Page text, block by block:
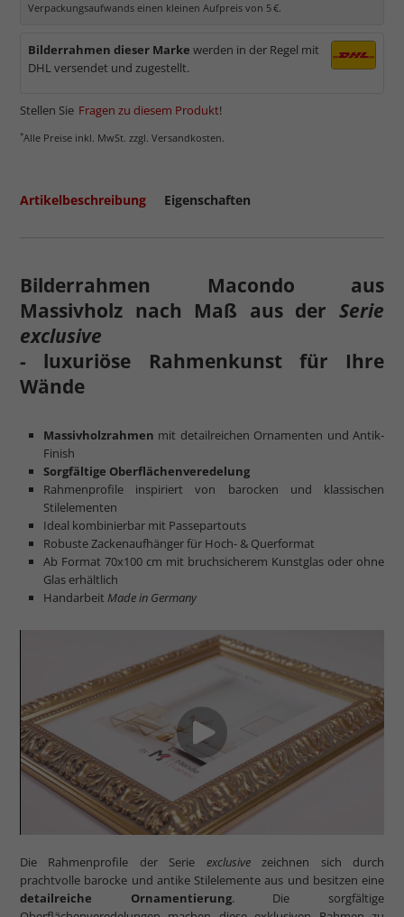
Verpackungsaufwands einen kleinen Aufpreis von 5 €.
Bilderrahmen dieser Marke werden in der Regel mit
DHL versendet und zugestellt.
Stellen Sie Fragen zu diesem Produkt!
*Alle Preise inkl. MwSt. zzgl. Versandkosten.
Artikelbeschreibung Eigenschaften
Bilderrahmen Macondo aus
Massivholz nach Maß aus der Serie
exclusive
- luxuriöse Rahmenkunst für Ihre
Wände
Massivholzrahmen mit detailreichen Ornamenten und Antik-
Finish
Sorgfältige Oberflächenveredelung
Rahmenprofile inspiriert von barocken und klassischen
Stilelementen
Ideal kombinierbar mit Passepartouts
Robuste Zackenaufhänger für Hoch- & Querformat
Ab Format 70x100 cm mit bruchsicherem Kunstglas oder ohne
Glas erhältlich
Handarbeit Made in Germany
Die Rahmenprofile der Serie exclusivezeichnen sich durch
prachtvolle barocke und antike Stilelemente aus und besitzen eine
detailreiche Ornamentierung. Die sorgfältige